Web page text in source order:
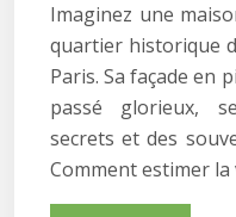
Imaginez une
quartier historique
Paris. Sa façade en
passé glorieux,
secrets et des
Comment estimer